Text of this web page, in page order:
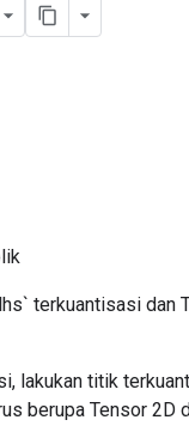
terkuantisasi dan
lakukan titik
berupa Tensor